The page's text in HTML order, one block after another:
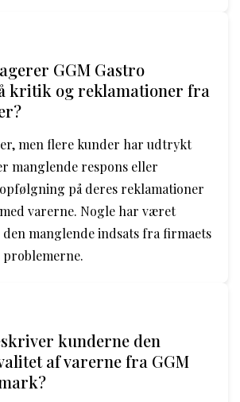
GGM Gastro
kritik og reklamationer fra
men flere kunder har udtrykt
manglende respons eller
på deres reklamationer
varerne. Nogle har været
manglende indsats fra firmaets
problemerne.
kunderne den
af varerne fra GGM